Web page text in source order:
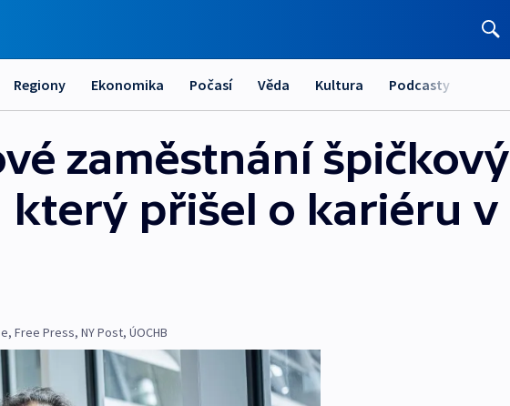
Regiony Ekonomika Počasí Věda Kultura Podcasty
zaměstnání špičkový
který přišel o kariéru v
, Free Press, NY Post, ÚOCHB